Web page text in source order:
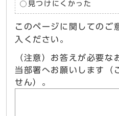
見つけにくかった
このページに関してのご
入ください。
（注意）お答えが必要な
当部署へお願いします（
せん）。